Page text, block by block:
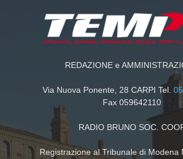
REDAZIONE e
Via Nuova Ponente, 28 CARPI Tel.
Fax 059642110
RADIO BRUNO SOC.
Registrazione al Tribunale di Modena